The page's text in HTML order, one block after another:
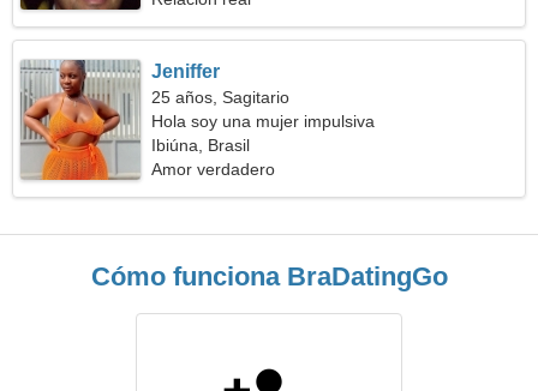
Jeniffer
25 años, Sagitario
Hola soy una mujer impulsiva
Ibiúna, Brasil
Amor verdadero
Cómo funciona BraDatingGo